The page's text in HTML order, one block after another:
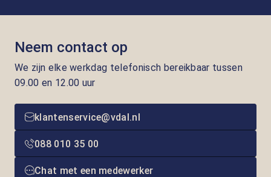
Neem contact op
We zijn elke werkdag telefonisch bereikbaar tussen
09.00 en 12.00 uur
klantenservice@vdal.nl
088 010 35 00
Chat met een medewerker